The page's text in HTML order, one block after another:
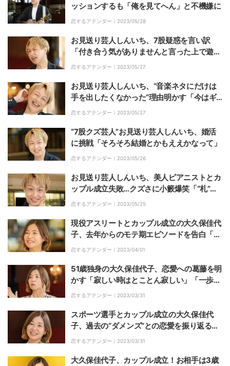
ッションするも「俺を見てへん」と不機嫌に
恋するアテンダー｜ 2023/05/28
お見送り芸人しんいち、7股疑惑を言い訳
「付き合う気がありませんと言った上で遊ん
でいる」
恋するアテンダー｜ 2023/05/27
お見送り芸人しんいち、“音楽ネタにだけは
手を出したくなかった”理由明かす「今はギ
ターないと足震える体」
恋するアテンダー｜ 2023/05/27
“7股クズ芸人”お見送り芸人しんいち、婚活
に挑戦「そろそろ結婚とかもええかなって」
恋するアテンダー｜ 2023/05/26
お見送り芸人しんいち、美人ピアニストとカ
ップル成立失敗…クズさに小籔爆笑「“札”史
上、一番笑ってる」
恋するアテンダー｜ 2023/05/25
現役アスリートとカップル成立の大久保佳代
子、去年からのモテ期エピソードを告白「ち
ょっとモテてる感はあって」
恋するアテンダー｜ 2023/04/01
51歳独身の大久保佳代子、恋愛への葛藤を明
かす「寂しい時はとことん寂しい」「一歩踏
み出せない」
恋するアテンダー｜ 2023/03/31
スポーツ選手とカップル成立の大久保佳代
子、過去の“ダメンズ”との恋愛を振り返る
「お金がない、歯が欠けている、軽いDV癖
恋するアテンダー｜ 2023/03/31
大久保佳代子、カップル成立！お相手は3歳